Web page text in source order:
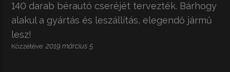
140 darab bérautó cseréjét tervezték. Bárhogy
alakul a gyártás és leszállítás, elegendő jármű
lesz!
Közzétéve:2019 március 5.